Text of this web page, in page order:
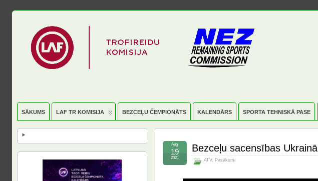
SĀKUMS LAF TR KOMISIJA BEZCEĻU ČEMPIONĀTS KALENDĀRS SPORTA TEHNISKĀ PASE
Bezceļu sacensības Ukrainā
ATV, Pasākumi
Aug
19
2021